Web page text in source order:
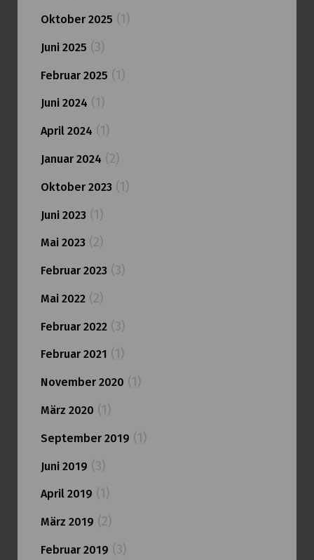
Oktober 2025 (1)
Juni 2025 (3)
Februar 2025 (1)
Juni 2024 (1)
April 2024 (1)
Januar 2024 (2)
Oktober 2023(1)
Juni 2023(1)
Mai 2023(2)
Februar 2023(3)
Mai 2022(2)
Februar 2022(3)
Februar 2021 (1)
November 2020 (1)
März 2020 (1)
September 2019 (1)
Juni 2019 (3)
April 2019 (1)
März 2019 (2)
Februar 2019 (3)